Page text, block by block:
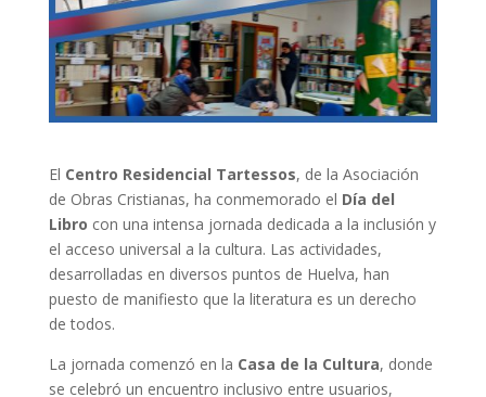
El Centro Residencial Tartessos, de la Asociación
de Obras Cristianas, ha conmemorado el Día del
Libro con una intensa jornada dedicada a la inclusión y
el acceso universal a la cultura. Las actividades,
desarrolladas en diversos puntos de Huelva, han
puesto de manifiesto que la literatura es un derecho
de todos.
La jornada comenzó en la Casa de la Cultura, donde
se celebró un encuentro inclusivo entre usuarios,